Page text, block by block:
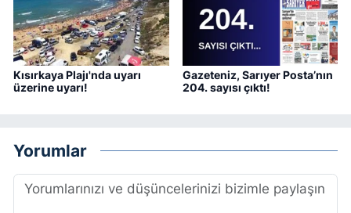
Kısırkaya Plajı'nda uyarı
üzerine uyarı!
Gazeteniz, Sarıyer Posta’nın
204. sayısı çıktı!
Yorumlar